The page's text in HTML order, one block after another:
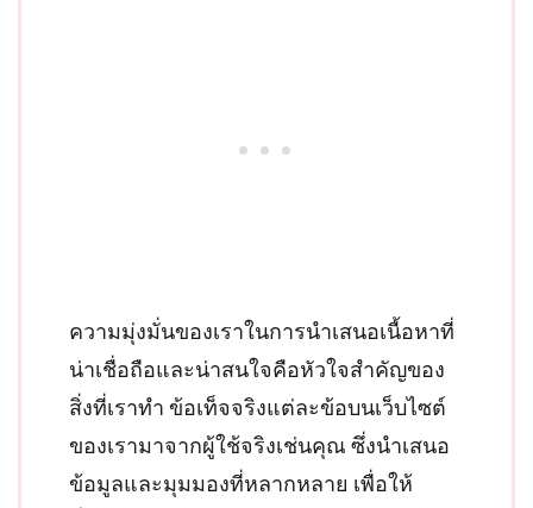
ความมุ่งมั่นของเราในการนำเสนอเนื้อหาที่
น่าเชื่อถือและน่าสนใจคือหัวใจสำคัญของ
สิ่งที่เราทำ ข้อเท็จจริงแต่ละข้อบนเว็บไซต์
ของเรามาจากผู้ใช้จริงเช่นคุณ ซึ่งนำเสนอ
ข้อมูลและมุมมองที่หลากหลาย เพื่อให้